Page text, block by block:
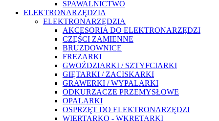
SPAWALNICTWO
ELEKTRONARZĘDZIA
ELEKTRONARZĘDZIA
AKCESORIA DO ELEKTRONARZĘDZI
CZĘŚCI ZAMIENNE
BRUZDOWNICE
FREZARKI
GWOŹDZIARKI / SZTYFCIARKI
GIĘTARKI / ZACISKARKI
GRAWERKI / WYPALARKI
ODKURZACZE PRZEMYSŁOWE
OPALARKI
OSPRZĘT DO ELEKTRONARZĘDZI
WIERTARKO - WKRĘTARKI